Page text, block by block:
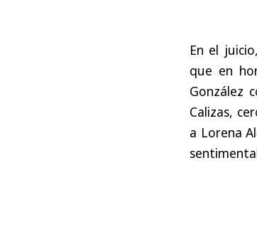
En el
que en
González
Calizas,
a Lorena